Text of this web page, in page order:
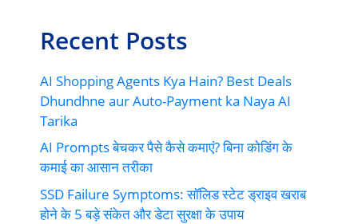
Recent Posts
AI Shopping Agents Kya Hain? Best Deals
Dhundhne aur Auto-Payment ka Naya AI
Tarika
AI Prompts बेचकर पैसे कैसे कमाएं? बिना कोडिंग के
कमाई का आसान तरीका
SSD Failure Symptoms: सॉलिड स्टेट ड्राइव खराब
होने के 5 बड़े संकेत और डेटा सुरक्षा के उपाय